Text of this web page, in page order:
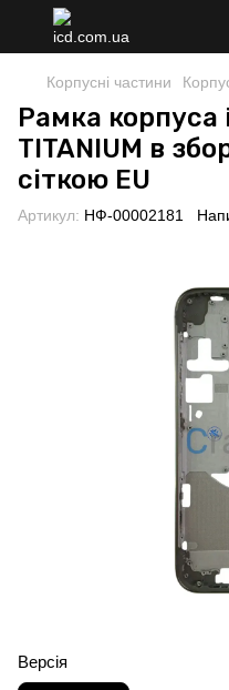
Корпусні частини
Рамка корпуса
TITANIUM в
сіткою EU
Артикул: НФ-00002181
Версія